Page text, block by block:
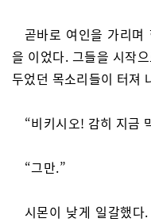
곧바로 여인을 가리
을 이었다. 그들을 시작
두었던 목소리들이 터져
“비키시오! 감히 지금
“그만.”
시몬이 낮게 일갈했